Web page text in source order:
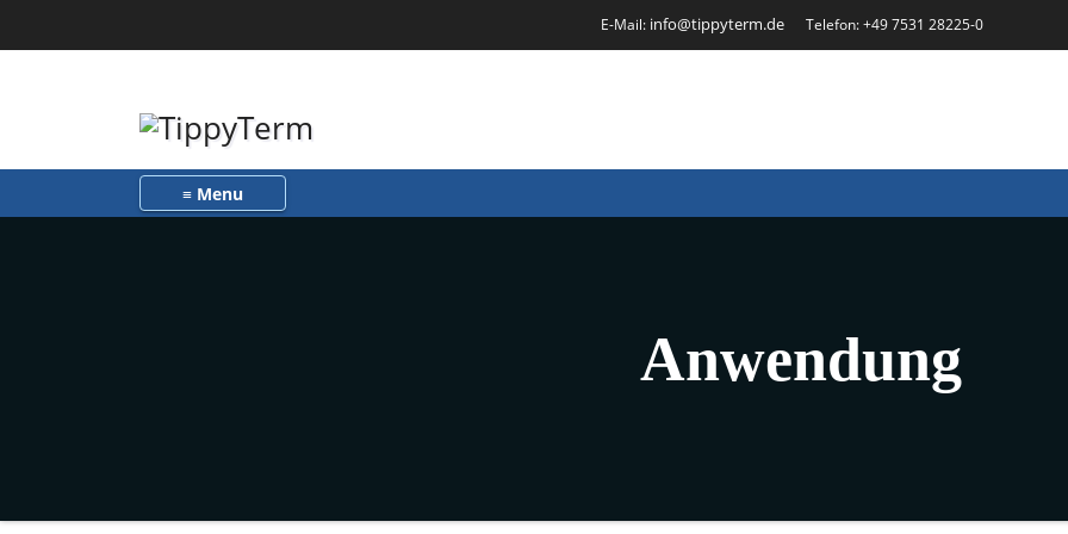
E-Mail: info@tippyterm.de Telefon: +49 7531 28225-0
Toggle navigation
Anwendung